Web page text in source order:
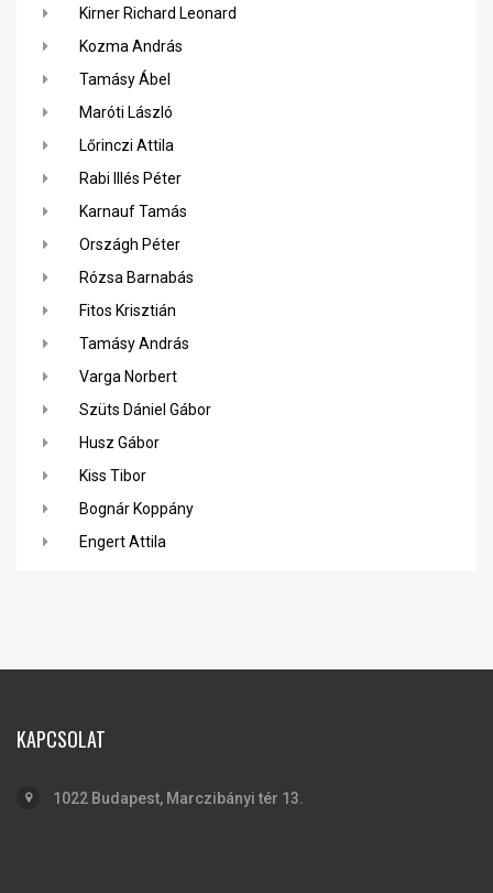
Kirner Richard Leonard
Kozma András
Tamásy Ábel
Maróti László
Lőrinczi Attila
Rabi Illés Péter
Karnauf Tamás
Országh Péter
Rózsa Barnabás
Fitos Krisztián
Tamásy András
Varga Norbert
Szüts Dániel Gábor
Husz Gábor
Kiss Tibor
Bognár Koppány
Engert Attila
KAPCSOLAT
1022 Budapest, Marczibányi tér 13.